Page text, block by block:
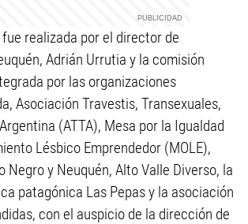
realizada por el director de
Adrián Urrutia y la comisión
por las organizaciones
Asociación Travestis, Transexuales,
(ATTA), Mesa por la Igualdad
Lésbico Emprendedor (MOLE),
Negro y Neuquén, Alto Valle Diverso, la
patagónica Las Pepas y la asociación
con el auspicio de la dirección de